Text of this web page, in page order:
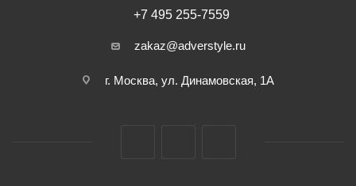
+7 495 255-7559
zakaz@adverstyle.ru
г. Москва, ул. Динамовская, 1А